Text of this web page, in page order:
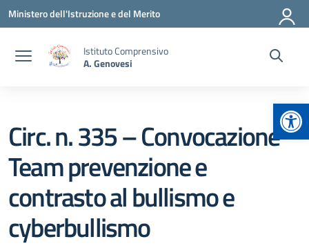
Vai ai contenuti
Vai al menu di navigazione
Vai al footer
Ministero dell'Istruzione e del Merito
Istituto Comprensivo
A. Genovesi
Circ. n. 335 – Convocazione
Team prevenzione e
contrasto al bullismo e
cyberbullismo